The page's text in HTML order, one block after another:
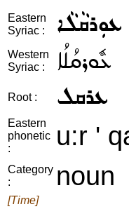
Eastern
Syriac :
ܥܘܼܪܩܵܠܵܐ
Western
Syriac :
ܥܽܘܪܩܳܠܳܐ
Root : ܥܪܩܠ
Eastern
phonetic
:
u:r '
Category
:
noun
[Time]